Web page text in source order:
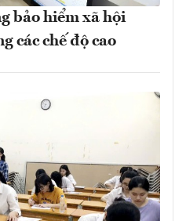
bảo hiểm xã hội
các chế độ cao